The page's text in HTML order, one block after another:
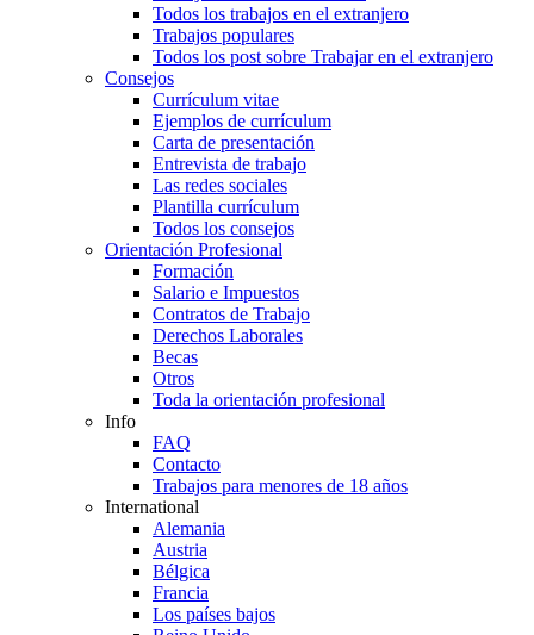
Todos los trabajos en el extranjero
Trabajos populares
Todos los post sobre Trabajar en el extranjero
Consejos
Currículum vitae
Ejemplos de currículum
Carta de presentación
Entrevista de trabajo
Las redes sociales
Plantilla currículum
Todos los consejos
Orientación Profesional
Formación
Salario e Impuestos
Contratos de Trabajo
Derechos Laborales
Becas
Otros
Toda la orientación profesional
Info
FAQ
Contacto
Trabajos para menores de 18 años
International
Alemania
Austria
Bélgica
Francia
Los países bajos